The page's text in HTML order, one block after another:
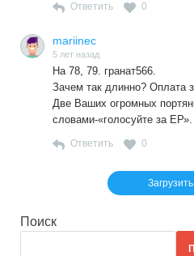
Ответить 0
mariinec
5 лет назад
На 78, 79. гранат566.
Зачем так длинно? Оплата
Две Ваших огромных
словами-«голосуйте за ЕР».
Ответить 0
Поиск